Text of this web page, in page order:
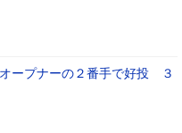
ープナーの２番手で好投 ３